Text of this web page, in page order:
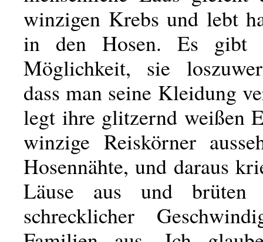
winzigen Krebs und lebt
in den Hosen. Es gibt
Möglichkeit, sie
dass man seine Kleidung
legt ihre glitzernd weißen
winzige Reiskörner
Hosennähte, und daraus
Läuse aus und brüten
schrecklicher